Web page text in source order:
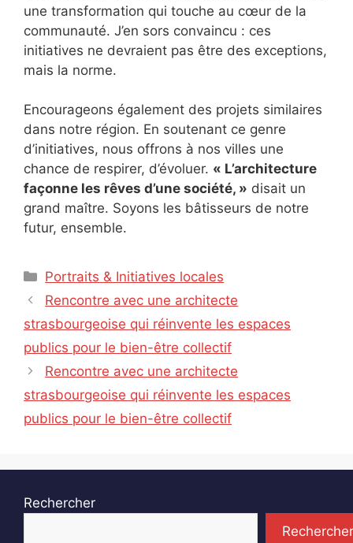
une transformation qui touche au cœur de la
communauté. J’en sors convaincu : ces
initiatives ne devraient pas être des exceptions,
mais la norme.
Encourageons également des projets similaires
dans notre région. En soutenant ce genre
d’initiatives, nous offrons à nos villes une
chance de respirer, d’évoluer. « L’architecture
façonne les rêves d’une société, » disait un
grand maître. Soyons les bâtisseurs de notre
futur, ensemble.
Catégories
Portraits & Initiatives locales
Rencontre avec une architecte
strasbourgeoise qui réinvente les espaces
publics pour le bien-être collectif
Rencontre avec une architecte
strasbourgeoise qui réinvente les espaces
publics pour le bien-être collectif
Rechercher
Rechercher